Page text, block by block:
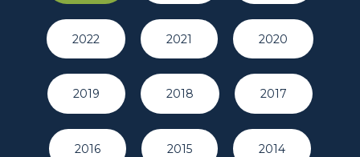
2022 2021 2020
2019 2018 2017
2016 2015 2014